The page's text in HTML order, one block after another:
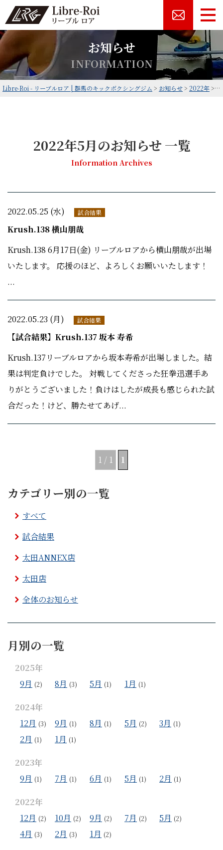
お知らせ
INFORMATION
Libre-Roi - リーブルロア | 群馬のキックボクシングジム > お知らせ> 2022年> 5
2022年5月のお知らせ 一覧
Information Archives
2022.05.25 (水) 試合結果
Krush.138 横山朋哉
Krush.138 6月17日(金) リーブルロアから横山朋哉が出場
いたします。 応援のほど、よろしくお願いいたします！
...
2022.05.23 (月) 試合結果
【試合結果】Krush.137 坂本 寿希
Krush.137リーブルロアから坂本寿希が出場しました。結
果は判定負けでした。 対戦してくださった狂拳迅選手あ
りがとうございました！負けはしたが成長も感じられた試
合だった！けど、勝たせてあげ...
1 / 1 1
カテゴリー別の一覧
すべて
試合結果
太田ANNEX店
太田店
全体のお知らせ
月別の一覧
2025年
9月 (2) 8月 (3) 5月 (1) 1月 (1)
2024年
12月 (3) 9月 (1) 8月 (1) 5月 (2) 3月 (1)
2月 (1) 1月 (1)
2023年
9月 (1) 7月 (1) 6月 (1) 5月 (1) 2月 (1)
2022年
12月 (2) 10月 (2) 9月 (2) 7月 (2) 5月 (2)
4月 (3) 2月 (3) 1月 (2)